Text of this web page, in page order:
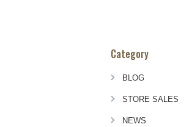
Category
BLOG
STORE SALES
NEWS